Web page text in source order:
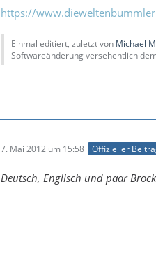
https://
Einmal editiert, zuletzt von Michael
Softwareänderung versehentlich
7. Mai 2012 um 15:58 Offizieller
Deutsch, Englisch und paar